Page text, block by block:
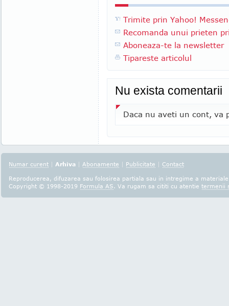
Trimite prin Yahoo!
Recomanda unui prieten
Aboneaza-te la newsletter
Tipareste articolul
Nu exista comentarii
Daca nu aveti un cont, va
Numar curent | Arhiva | Abonamente | Publicitate | Contact
Reproducerea, difuzarea sau folosirea partiala sau in intregime a
Copyright © 1998-2019 Formula AS. Va rugam sa cititi cu atentie termenii